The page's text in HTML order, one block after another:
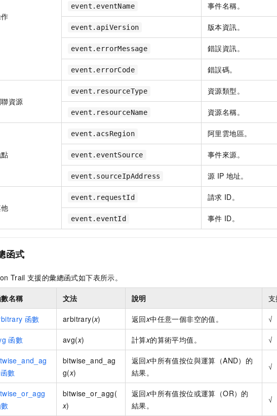
event.eventName 事件名稱。
event.apiVersion 版本資訊。
event.errorMessage 錯誤資訊。
event.errorCode 錯誤碼。
資源
event.resourceType 資源類型。
event.resourceName 資源名稱。
event.acsRegion 阿里雲地區。
event.eventSource 事件來源。
event.sourceIpAddress 源 IP 地址。
event.requestId 請求 ID。
event.eventId 事件 ID。
函式
Trail 支援的彙總函式如下表所示。
名稱 文法 說明 支
函數 arbitrary(x) 返回x中任意一個非空的值。 √
函數 avg(x) 計算x的算術平均值。 √
函數
bitwise_and_ag
g(x)
返回x中所有值按位與運算（AND）的
結果。
√
bitwise_or_agg(
x)
返回x中所有值按位或運算（OR）的
結果。
√